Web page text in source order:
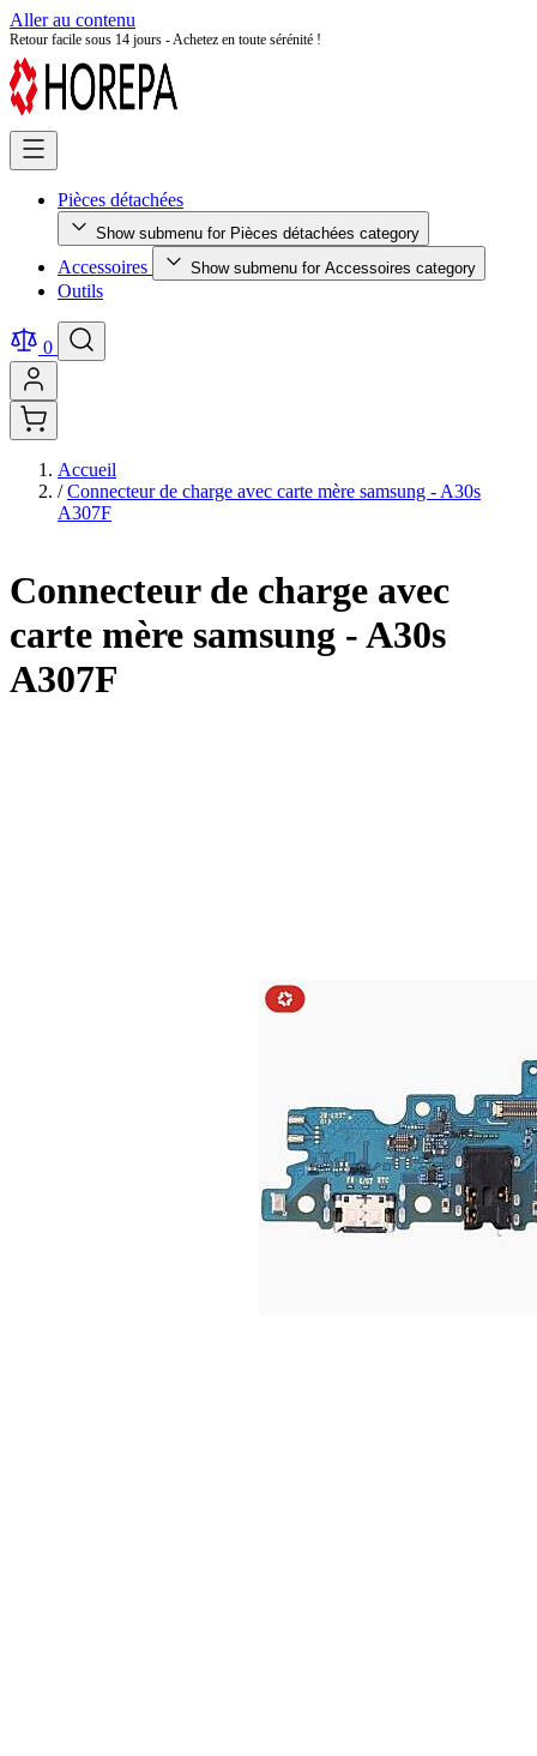
Aller au contenu
Retour facile sous 14 jours - Achetez en toute sérénité !
Pièces détachées
Show submenu for Pièces détachées category
Accessoires Show submenu for Accessoires category
Outils
0
Accueil
/ Connecteur de charge avec carte mère samsung - A30s
A307F
Connecteur de charge avec
carte mère samsung - A30s
A307F